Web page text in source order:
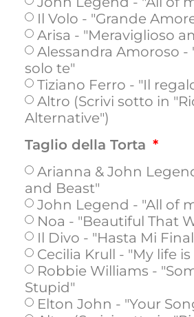
Il Volo - "Grande
Arisa - "Meraviglioso
Alessandra Amoroso -
solo te"
Tiziano Ferro - "Il
Altro (Scrivi sotto in
Alternative")
Taglio della Torta
Arianna & John
and Beast"
John Legend - "All of
Noa - "Beautiful That
Il Divo - "Hasta Mi
Cecilia Krull - "My life
Robbie Williams -
Stupid"
Elton John - "Your